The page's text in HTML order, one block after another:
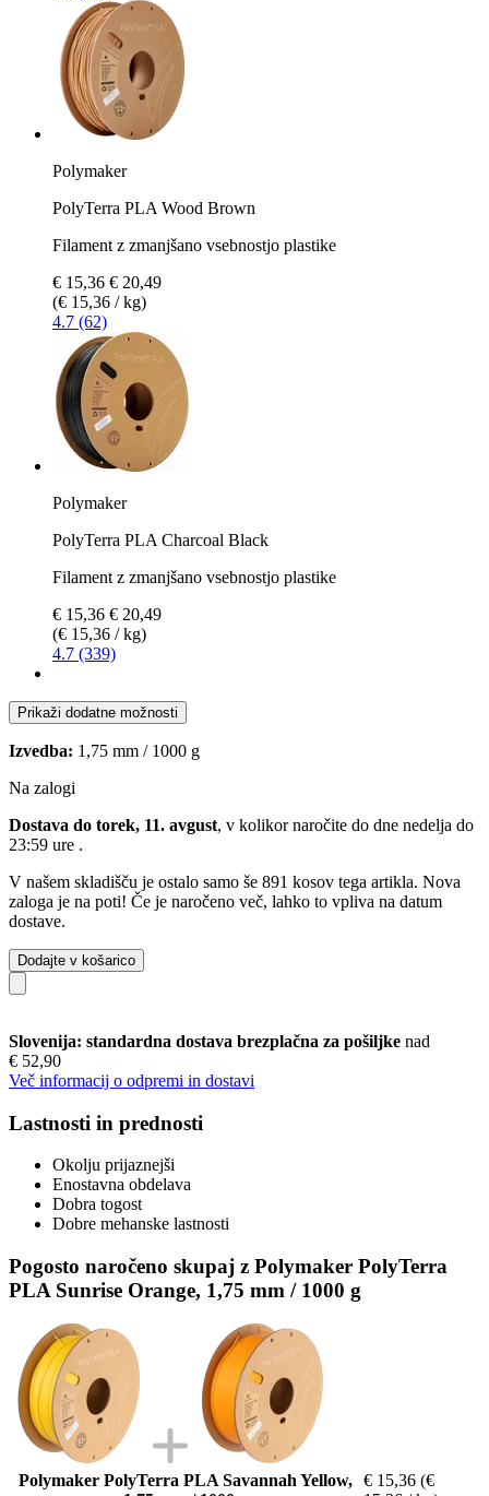
Polymaker
PolyTerra PLA Wood Brown
Filament z zmanjšano vsebnostjo plastike
€ 15,36 € 20,49
(€ 15,36 / kg)
4.7 (62)
Polymaker
PolyTerra PLA Charcoal Black
Filament z zmanjšano vsebnostjo plastike
€ 15,36 € 20,49
(€ 15,36 / kg)
4.7 (339)
Prikaži dodatne možnosti
Izvedba: 1,75 mm / 1000 g
Na zalogi
Dostava do torek, 11. avgust, v kolikor naročite do dne nedelja do
23:59 ure .
V našem skladišču je ostalo samo še 891 kosov tega artikla. Nova
zaloga je na poti! Če je naročeno več, lahko to vpliva na datum
dostave.
Dodajte v košarico
Slovenija: standardna dostava brezplačna za pošiljke nad
€ 52,90
Več informacij o odpremi in dostavi
Lastnosti in prednosti
Okolju prijaznejši
Enostavna obdelava
Dobra togost
Dobre mehanske lastnosti
Pogosto naročeno skupaj z Polymaker PolyTerra
PLA Sunrise Orange, 1,75 mm / 1000 g
Polymaker PolyTerra PLA Savannah Yellow, € 15,36 (€